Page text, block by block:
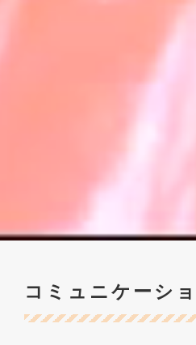
コミュニケーシ